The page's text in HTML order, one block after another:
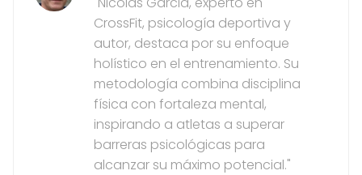
CrossFit, psicología deportiva y
autor, destaca por su enfoque
holístico en el entrenamiento. Su
metodología combina disciplina
física con fortaleza mental,
inspirando a atletas a superar
barreras psicológicas para
alcanzar su máximo potencial."